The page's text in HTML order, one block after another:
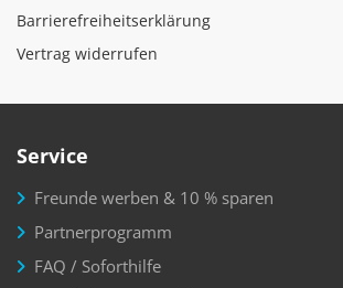
Barrierefreiheitserklärung
Vertrag widerrufen
Service
Freunde werben & 10 % sparen
Partnerprogramm
FAQ / Soforthilfe